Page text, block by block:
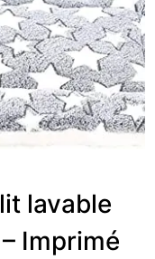
lavable
Imprimé